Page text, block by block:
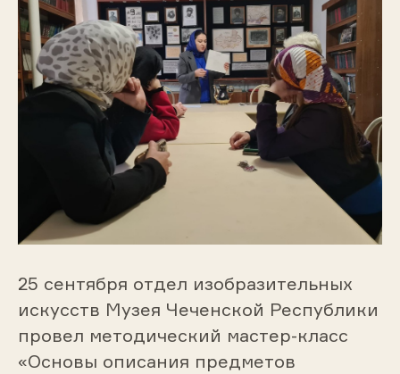
25 сентября отдел изобразительных
искусств Музея Чеченской Республики
провел методический мастер-класс
«Основы описания предметов